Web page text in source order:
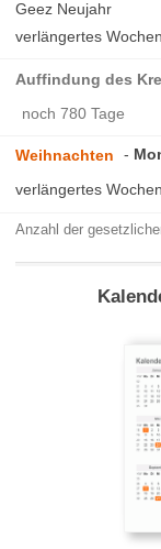
Geez Neujahr
verlängertes
Auffindung des
noch 780 Tage
Weihnachten
verlängertes
Anzahl der